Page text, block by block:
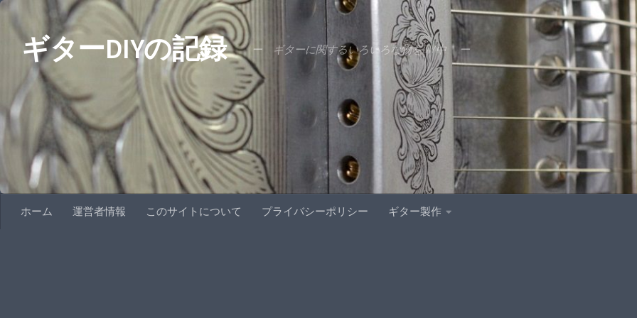
コンテンツへスキップ
ギターDIYの記録 ー ギターに関するいろいろな物をDIY中 ー
ホーム 運営者情報 このサイトについて プライバシーポリシー ギター製作